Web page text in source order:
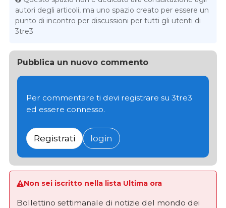
autori degli articoli, ma uno spazio creato per essere un
punto di incontro per discussioni per tutti gli utenti di
3tre3
Pubblica un nuovo commento
Per commentare ti devi registrare su 3tre3
ed essere connesso.
Registrati login
Non sei iscritto nella lista Ultima ora
Bollettino settimanale di notizie del mondo dei